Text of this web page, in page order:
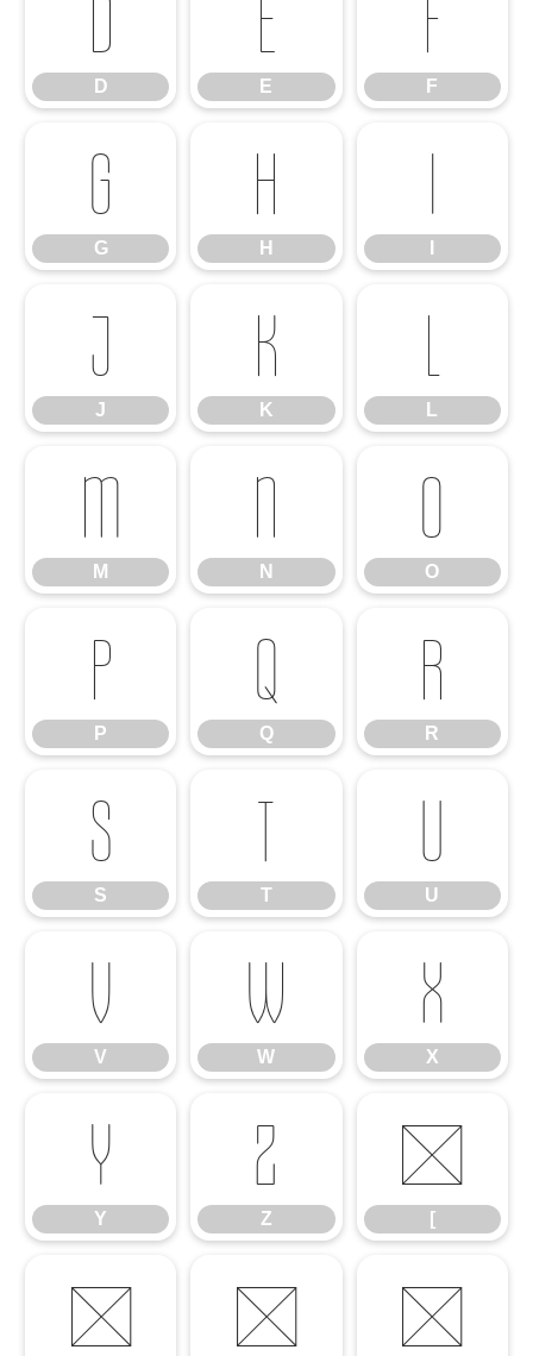
D
D
E
E
F
F
G
G
H
H
J
J
K
K
L
L
M
M
N
N
O
O
P
P
Q
Q
R
R
S
S
T
T U
V
V
W
W
X
X
Y
Y
Z
Z
[
[
\ ] ^